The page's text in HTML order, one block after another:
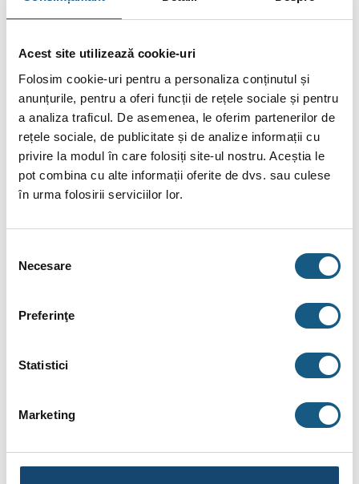
Acest site utilizează cookie-uri
Folosim cookie-uri pentru a personaliza conținutul și
anunțurile, pentru a oferi funcții de rețele sociale și pentru
a analiza traficul. De asemenea, le oferim partenerilor de
rețele sociale, de publicitate și de analize informații cu
privire la modul în care folosiți site-ul nostru. Aceștia le
pot combina cu alte informații oferite de dvs. sau culese
în urma folosirii serviciilor lor.
consimțământului
Necesare
Preferinţe
Statistici
Marketing
2 ani GARANȚIE
Asistență tehnică instant pe chat
listă de materiale
tbi bank